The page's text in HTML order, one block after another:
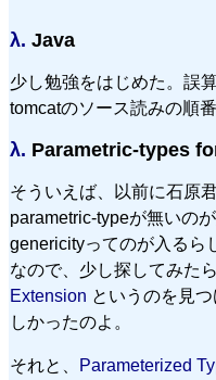
λ. Java
少し勉強をはじめた。誤
tomcatのソース読みの順
λ. Parametric-types
そういえば、以前に石原
parametric-typeが無いの
genericityってのが入るら
なので、少し探してみたら
Extension というのを見
しかったのよ。
それと、 Parameterized